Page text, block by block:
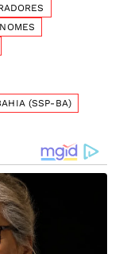
NOMES
(SSP-BA)